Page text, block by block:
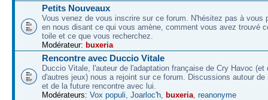
Petits Nouveaux
Vous venez de vous inscrire sur ce forum. N'hésitez pas à vous
en nous disant ce qui vous amène, comment vous avez trouvé
toile et ce que vous recherchez.
Modérateur: buxeria
Rencontre avec Duccio Vitale
Duccio Vitale, l'auteur de l'adaptation française de Cry Havoc (et
d'autres jeux) nous a rejoint sur ce forum. Discussions autour de
et de la future rencontre avec lui.
Modérateurs: Vox populi, Joarloc'h, buxeria, reanonyme